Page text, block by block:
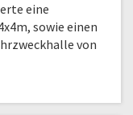
eine
sowie einen
von